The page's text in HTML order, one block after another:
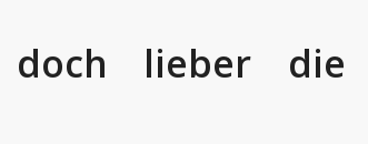
lieber die